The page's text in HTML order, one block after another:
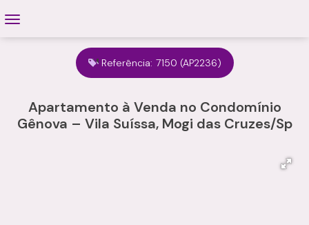
Referência: 7150 (AP2236)
Apartamento à Venda no Condomínio
Gênova – Vila Suíssa, Mogi das Cruzes/Sp